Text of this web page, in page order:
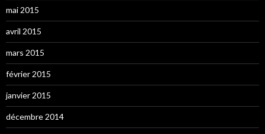
mai 2015
avril 2015
mars 2015
février 2015
janvier 2015
décembre 2014